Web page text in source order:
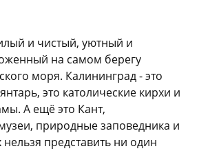
и чистый, уютный и
на самом берегу
моря. Калининград - это
это католические кирхи и
А ещё это Кант,
природные заповедника и
представить ни один